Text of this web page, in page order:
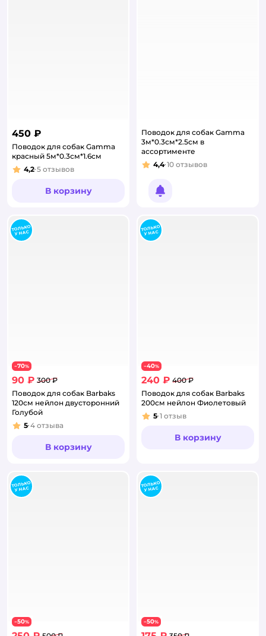
450 ₽
Поводок для собак Gamma
красный 5м*0.3см*1.6см
Рейтинг:
4,2 5 отзывов
В корзину
Поводок для собак Gamma
3м*0.3см*2.5см в
ассортименте
Рейтинг:
4,4 10 отзывов
Уведомить о появлении
−70%
90 ₽ 300 ₽
Поводок для собак Barbaks
120см нейлон двусторонний
Голубой
Рейтинг:
5 4 отзыва
В корзину
−40%
240 ₽ 400 ₽
Поводок для собак Barbaks
200см нейлон Фиолетовый
Рейтинг:
5 1 отзыв
В корзину
−50% −50%